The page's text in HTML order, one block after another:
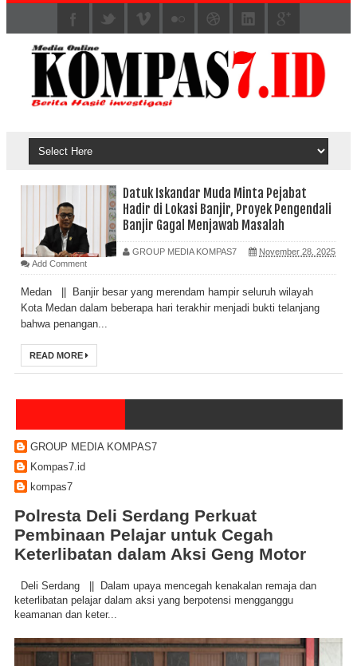
Datuk Iskandar Muda Minta Pejabat
Hadir di Lokasi Banjir, Proyek Pengendali
Banjir Gagal Menjawab Masalah
GROUP MEDIA KOMPAS7
November 28, 2025
Add Comment
Medan || Banjir besar yang merendam hampir seluruh wilayah
Kota Medan dalam beberapa hari terakhir menjadi bukti telanjang
bahwa penangan...
READ MORE
GROUP MEDIA KOMPAS7
Kompas7.id
kompas7
Polresta Deli Serdang Perkuat
Pembinaan Pelajar untuk Cegah
Keterlibatan dalam Aksi Geng Motor
Deli Serdang || Dalam upaya mencegah kenakalan remaja dan
keterlibatan pelajar dalam aksi yang berpotensi mengganggu
keamanan dan keter...